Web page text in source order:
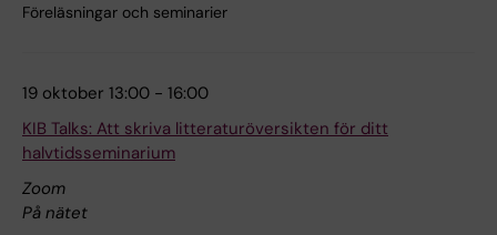
Föreläsningar och seminarier
19 oktober 13:00 - 16:00
KIB Talks: Att skriva litteraturöversikten för ditt
halvtidsseminarium
Zoom
På nätet